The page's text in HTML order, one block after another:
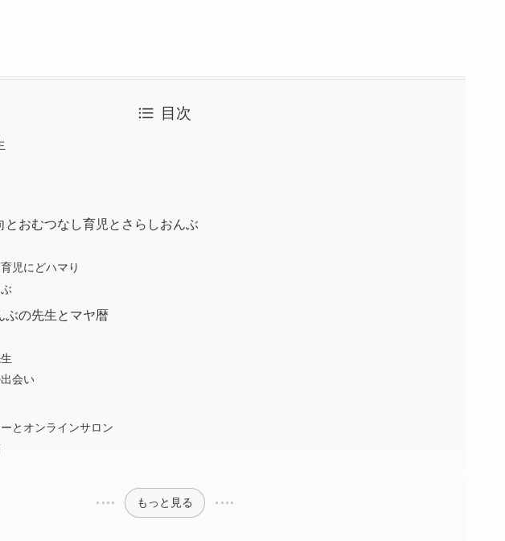
目次
とおむつなし育児とさらしおんぶ
児にどハマり
ぶの先生とマヤ暦
会い
とオンラインサロン
もっと見る